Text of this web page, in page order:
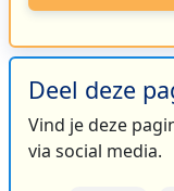
Deel deze
Vind je deze
via social media.